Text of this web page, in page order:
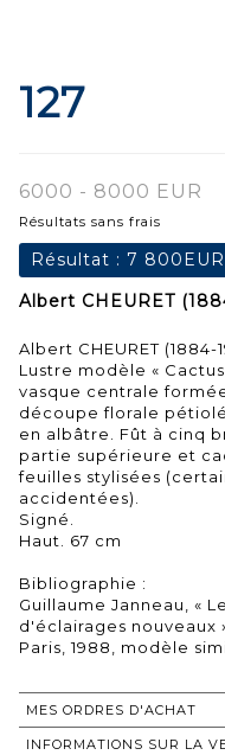
127
6000 - 8000 EUR
Résultats sans frais
Résultat : 7 800EUR
Albert CHEURET
Albert CHEURET (1884-
Lustre modèle «
vasque centrale
découpe florale
en albâtre. Fût à cinq
partie supérieure et
feuilles stylisées
accidentées).
Signé.
Haut. 67 cm
Bibliographie :
Guillaume Janneau, «
d'éclairages nouveaux
MES ORDRES D'ACHAT
INFORMATIONS SUR LA